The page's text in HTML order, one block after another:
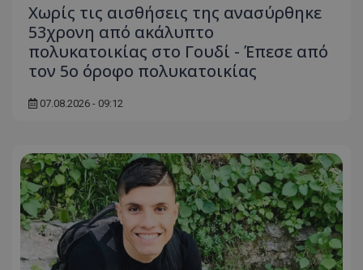
Χωρίς τις αισθήσεις της ανασύρθηκε
53χρονη από ακάλυπτο
πολυκατοικίας στο Γουδί - Έπεσε από
τον 5ο όροφο πολυκατοικίας
07.08.2026 - 09:12